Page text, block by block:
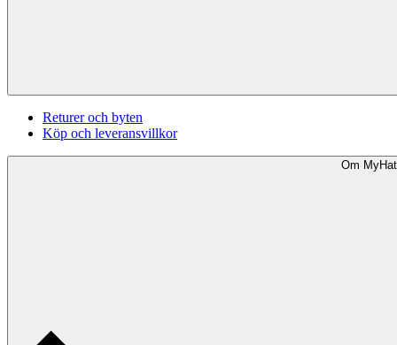
Returer och byten
Köp och leveransvillkor
Om MyHat